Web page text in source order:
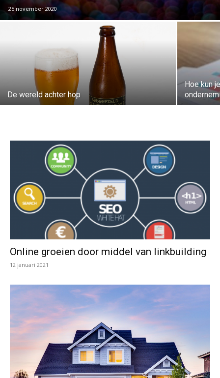
25 november 2020
De wereld achter hop
Hoe kun
Online groeien door middel van linkbuilding
12 januari 2021